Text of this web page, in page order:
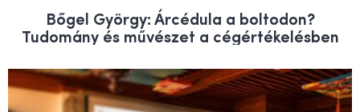
Bőgel György: Árcédula a boltodon?
Tudomány és művészet a cégértékelésben